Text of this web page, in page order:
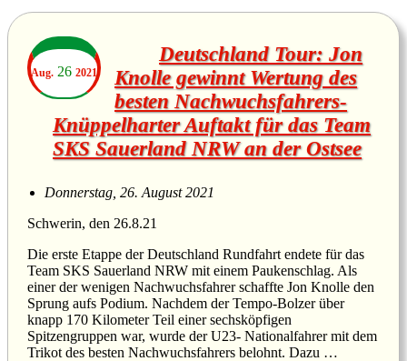
Aug. 26 2021
Deutschland Tour: Jon
Knolle gewinnt Wertung des
besten Nachwuchsfahrers-
Knüppelharter Auftakt für das Team
SKS Sauerland NRW an der Ostsee
Donnerstag, 26. August 2021
Schwerin, den 26.8.21
Die erste Etappe der Deutschland Rundfahrt endete für das
Team SKS Sauerland NRW mit einem Paukenschlag. Als
einer der wenigen Nachwuchsfahrer schaffte Jon Knolle den
Sprung aufs Podium. Nachdem der Tempo-Bolzer über
knapp 170 Kilometer Teil einer sechsköpfigen
Spitzengruppen war, wurde der U23- Nationalfahrer mit dem
Trikot des besten Nachwuchsfahrers belohnt. Dazu …